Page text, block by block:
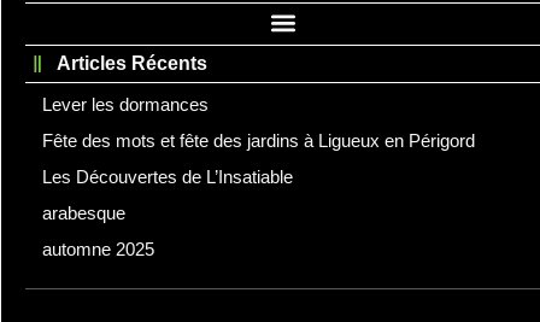
Articles Récents
Lever les dormances
Fête des mots et fête des jardins à Ligueux en Périgord
Les Découvertes de L’Insatiable
arabesque
automne 2025